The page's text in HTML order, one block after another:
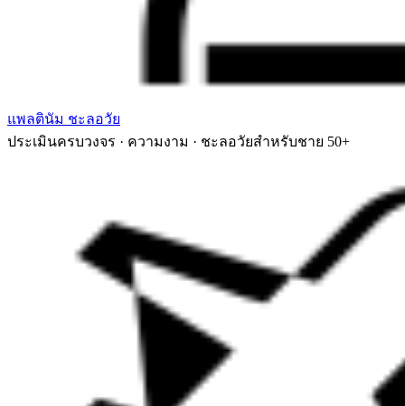
แพลตินัม ชะลอวัย
ประเมินครบวงจร · ความงาม · ชะลอวัยสำหรับชาย 50+